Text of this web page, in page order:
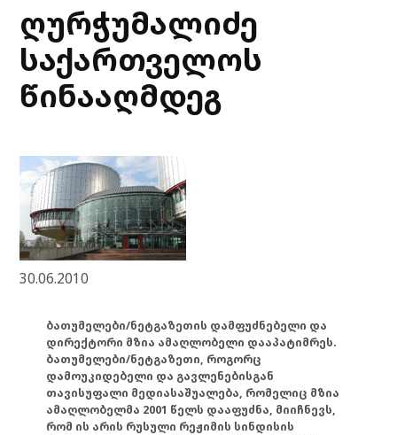
ღურჭუმალიძე
საქართველოს
წინააღმდეგ
30.06.2010
ბათუმელები/ნეტგაზეთის დამფუძნებელი და
დირექტორი მზია ამაღლობელი დააპატიმრეს.
ბათუმელები/ნეტგაზეთი, როგორც
დამოუკიდებელი და გავლენებისგან
თავისუფალი მედიასაშუალება, რომელიც მზია
ამაღლობელმა 2001 წელს დააფუძნა, მიიჩნევს,
რომ ის არის რუსული რეჟიმის სინდისის